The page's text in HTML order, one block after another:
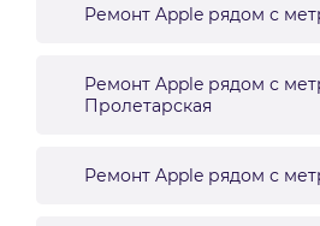
Ремонт Apple рядом с
Ремонт Apple рядом с
Пролетарская
Ремонт Apple рядом с